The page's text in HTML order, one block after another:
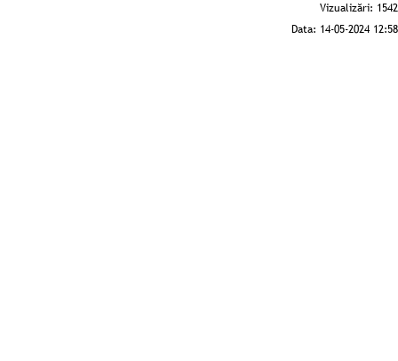
Vizualizări: 1542
Data: 14-05-2024 12:58